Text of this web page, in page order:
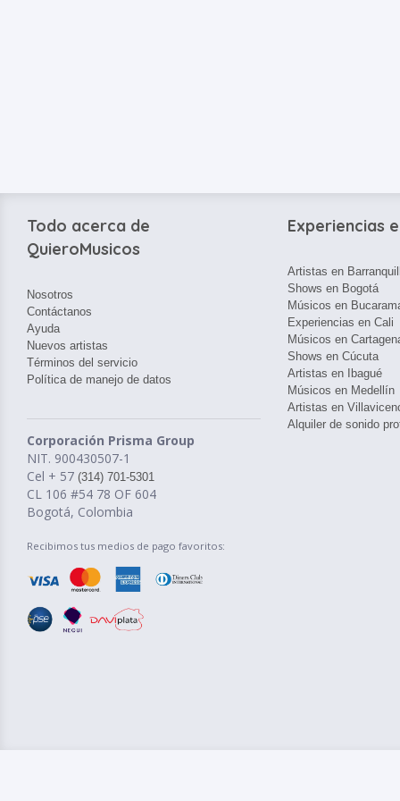
Todo acerca de
QuieroMusicos
Nosotros
Contáctanos
Ayuda
Nuevos artistas
Términos del servicio
Política de manejo de datos
Corporación Prisma Group
NIT. 900430507-1
Cel + 57 (314) 701-5301
CL 106 #54 78 OF 604
Bogotá, Colombia
Recibimos tus medios de pago favoritos:
Experiencias
Artistas en
Shows en Bogotá
Músicos en
Experiencias en Cali
Músicos en
Shows en Cúcuta
Artistas en Ibagué
Músicos en Medellín
Artistas en
Alquiler de sonido